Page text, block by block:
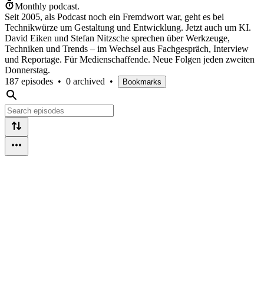
Monthly podcast.
Seit 2005, als Podcast noch ein Fremdwort war, geht es bei
Technikwürze um Gestaltung und Entwicklung. Jetzt auch um KI.
David Eiken und Stefan Nitzsche sprechen über Werkzeuge,
Techniken und Trends – im Wechsel aus Fachgespräch, Interview
und Reportage. Für Medienschaffende. Neue Folgen jeden zweiten
Donnerstag.
187 episodes • 0 archived • Bookmarks